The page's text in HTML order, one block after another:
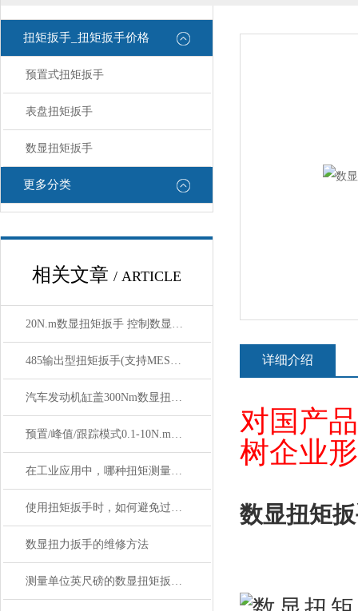
扭矩扳手_扭矩扳手价格
预置式扭矩扳手
表盘扭矩扳手
数显扭矩扳手
更多分类
相关文章 / ARTICLE
20N.m数显扭矩扳手 控制数显扭矩扳手
485输出型扭矩扳手(支持MES系统对接,实现工单数据绑定)
汽车发动机缸盖300Nm数显扭矩扳手（M10-M16 螺栓紧固）
预置/峰值/跟踪模式0.1-10N.m数显扭矩扳手
在工业应用中，哪种扭矩测量工具更为常用？
使用扭矩扳手时，如何避免过紧或不够紧的问题？
数显扭力扳手的维修方法
测量单位英尺磅的数显扭矩扳手SGSX价格多少
详细介绍
对国产
树企业
数显扭矩